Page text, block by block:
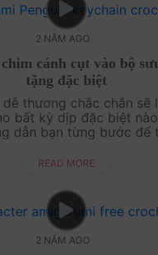
2 NĂM AGO
cánh cụt vào bộ
tặng đặc biệt
thương chắc chắn sẽ
bất kỳ dịp đặc biệt
dẫn bạn từng bước để
móc chi tiết. Đây khô....
READ MORE
2 NĂM AGO